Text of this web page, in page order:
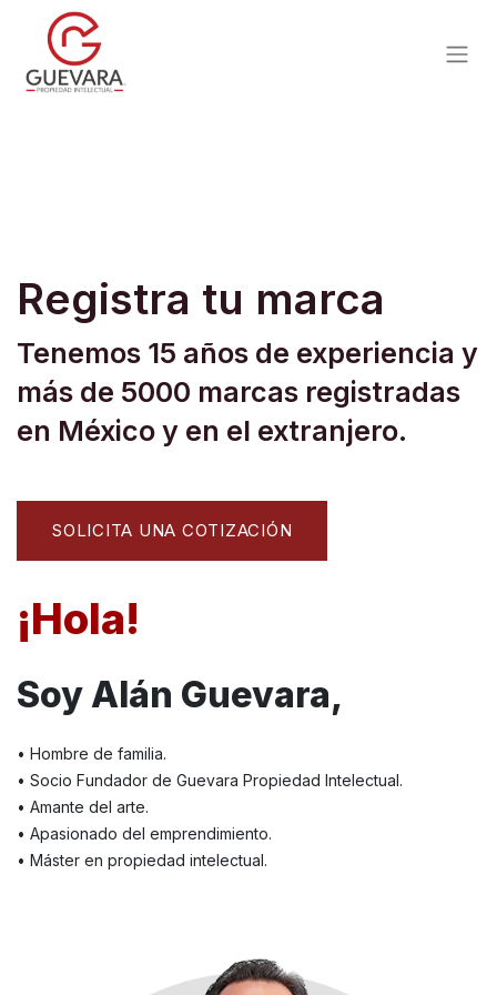
Registra tu marca
Tenemos 15 años de experiencia y
más de 5000 marcas registradas
en México y en el extranjero.
SOLICITA UNA COTIZACIÓN
¡Hola!
Soy Alán Guevara,
• Hombre de familia.
• Socio Fundador de Guevara Propiedad Intelectual.
• Amante del arte.
• Apasionado del emprendimiento.
• Máster en propiedad intelectual.